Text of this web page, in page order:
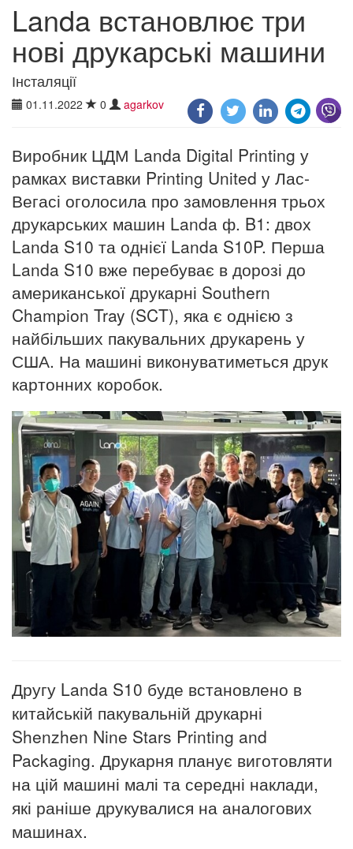
Landa встановлює три
нові друкарські машини
Інсталяції
01.11.2022 0 agarkov
Виробник ЦДМ Landa Digital Printing у
рамках виставки Printing United у Лас-
Вегасі оголосила про замовлення трьох
друкарських машин Landa ф. B1: двох
Landa S10 та однієї Landa S10P. Перша
Landa S10 вже перебуває в дорозі до
американської друкарні Southern
Champion Tray (SCT), яка є однією з
найбільших пакувальних друкарень у
США. На машині виконуватиметься друк
картонних коробок.
Другу Landa S10 буде встановлено ​​в
китайській пакувальній друкарні
Shenzhen Nine Stars Printing and
Packaging. Друкарня планує виготовляти
на цій машині малі та середні наклади,
які раніше друкувалися на аналогових
машинах.